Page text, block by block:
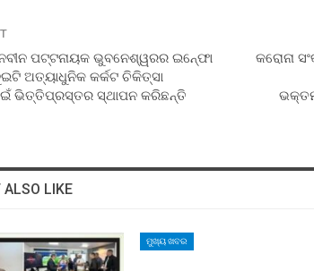
ପଟ୍ଟନାୟକ ଭୁବନେଶ୍ୱରର ଇନ୍‍ଫୋ
ଅତ୍ୟାଧୁନିକ କର୍କଟ ଚିକିତ୍ସା
ଭିତ୍ତିପ୍ରସ୍ତର ସ୍ଥାପନ କରିଛନ୍ତି
କରୋନା
LIKE
ମୁଖ୍ୟ ଖବର